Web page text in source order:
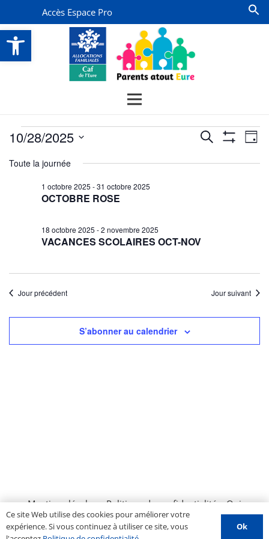
Ouvrir la barre d’outils
Accès Espace Pro
Évènements
for
octobre
Recherche
Recherche
Filtres
Jour
10/28/2025
une
Toute la journée
OCTOBRE ROSE
1 octobre 2025 -31 octobre 2025
VACANCES SCOLAIRES OCT-NOV
18 octobre 2025 -2 novembre 2025
Jour précédent Jour suivant
S’abonner au calendrier
Mentions légales–Politique de confidentialité–Qui
sommes nous ?–Contactez-nous –Espace PROS
Soumettre un évènement
Ce site Web utilise des cookies pour améliorer votre
expérience. Si vous continuez à utiliser ce site, vous
Ok